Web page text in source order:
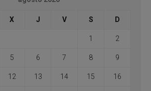
X J V S D
1 2
5 6 7 8 9
12 13 14 15 16